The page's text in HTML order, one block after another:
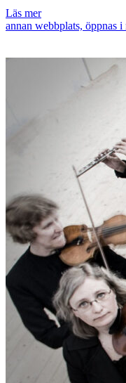
Läs mer
annan webbplats, öppnas i